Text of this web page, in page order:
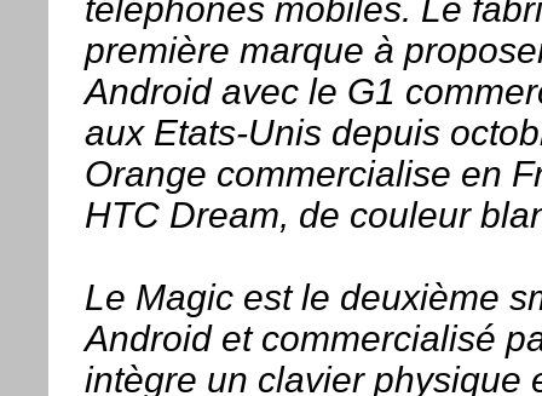
téléphones mobiles. Le
première marque à
Android avec le G1
aux Etats-Unis depuis
Orange commercialise en
HTC Dream, de couleur
Le Magic est le deuxième
Android et commercialisé
intègre un clavier physique